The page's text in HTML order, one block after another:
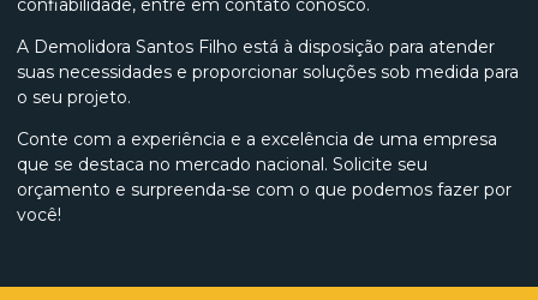
confiabilidade, entre em contato conosco.
A Demolidora Santos Filho está à disposição para atender
suas necessidades e proporcionar soluções sob medida para
o seu projeto.
Conte com a experiência e a excelência de uma empresa
que se destaca no mercado nacional. Solicite seu
orçamento e surpreenda-se com o que podemos fazer por
você!